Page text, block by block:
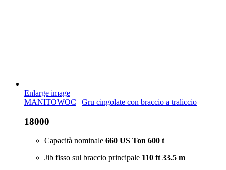
Enlarge image
MANITOWOC | Gru cingolate con braccio a traliccio
18000
Capacità nominale 660 US Ton 600 t
Jib fisso sul braccio principale 110 ft 33.5 m